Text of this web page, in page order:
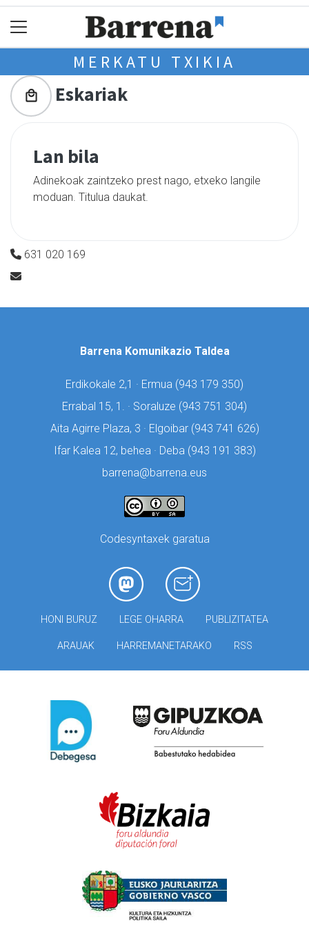
MERKATU TXIKIA
Eskariak
Lan bila
Adinekoak zaintzeko prest nago, etxeko langile
moduan. Titulua daukat.
631 020 169
Barrena Komunikazio Taldea
Erdikokale 2,1 · Ermua (943 179 350)
Errabal 15, 1. · Soraluze (943 751 304)
Aita Agirre Plaza, 3 · Elgoibar (943 741 626)
Ifar Kalea 12, behea · Deba (943 191 383)
barrena@barrena.eus
Codesyntaxek garatua
HONI BURUZ LEGE OHARRA PUBLIZITATEA
ARAUAK HARREMANETARAKO RSS